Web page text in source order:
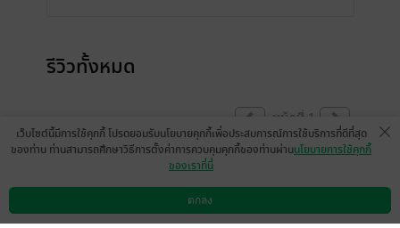
รีวิวทั้งหมด
หน้าที่ 1
20 ต.ค. 25608:12 น.
ดาวน์โหลดแอป วิธีการใช้งาน ติดต่อเรา
เว็บไซต์นี้มีการใช้คุกกี้ โปรดยอมรับนโยบายคุกกี้เพื่อประสบการณ์การใช้บริการที่ดีที่สุด
ของท่าน ท่านสามารถศึกษาวิธีการตั้งค่าการควบคุมคุกกี้ของท่านผ่านนโยบายการใช้คุกกี้
ของเราที่นี่
ตกลง